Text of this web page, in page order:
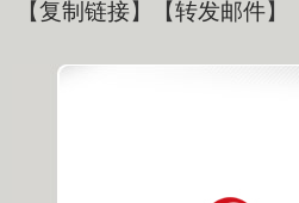
【复制链接】【转发邮件】